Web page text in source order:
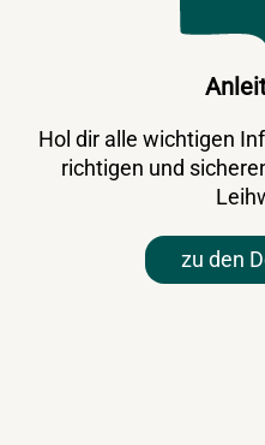
Hol dir alle wichtigen
richtigen und
zu den